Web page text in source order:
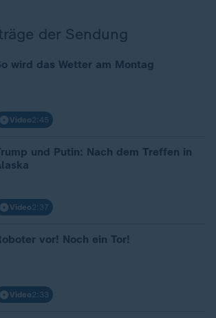
der Sendung
wird das Wetter am Montag
Video2:45
und Putin: Nach dem Treffen in
Video2:37
vor! Noch ein Tor!
Video2:33